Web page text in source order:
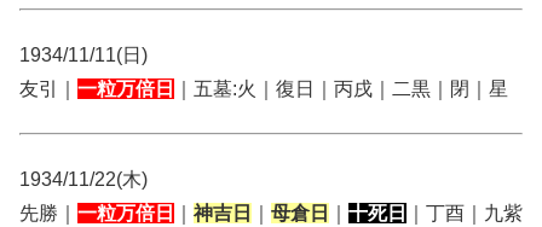
1934/11/11(日)
友引｜ 一粒万倍日 ｜五墓:火｜復日｜丙戌｜二黒｜閉｜星
1934/11/22(木)
先勝｜ 一粒万倍日 神吉日 母倉日 十死日
｜丁酉｜九紫